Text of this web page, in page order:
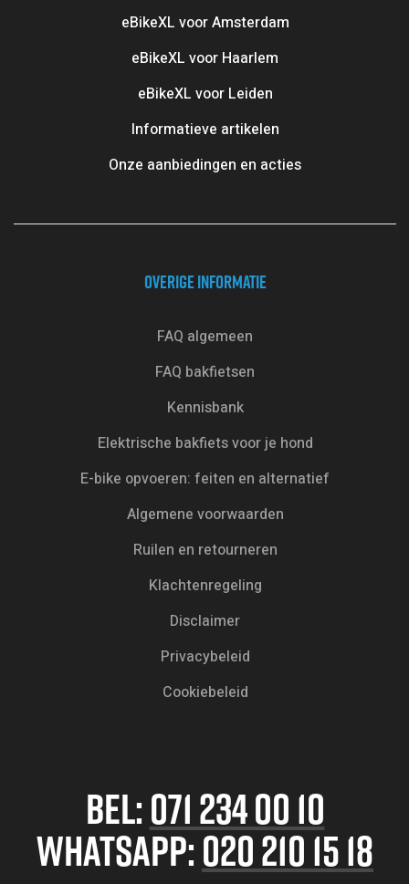
eBikeXL voor Amsterdam
eBikeXL voor Haarlem
eBikeXL voor Leiden
Informatieve artikelen
Onze aanbiedingen en acties
OVERIGE INFORMATIE
FAQ algemeen
FAQ bakfietsen
Kennisbank
Elektrische bakfiets voor je hond
E-bike opvoeren: feiten en alternatief
Algemene voorwaarden
Ruilen en retourneren
Klachtenregeling
Disclaimer
Privacybeleid
Cookiebeleid
BEL: 071 234 00 10
WHATSAPP: 020 210 15 18